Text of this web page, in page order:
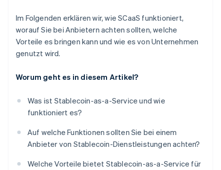
Im Folgenden erklären wir, wie SCaaS funktioniert,
worauf Sie bei Anbietern achten sollten, welche
Vorteile es bringen kann und wie es von Unternehmen
genutzt wird.
Worum geht es in diesem Artikel?
Was ist Stablecoin-as-a-Service und wie
funktioniert es?
Auf welche Funktionen sollten Sie bei einem
Anbieter von Stablecoin-Dienstleistungen achten?
Welche Vorteile bietet Stablecoin-as-a-Service für